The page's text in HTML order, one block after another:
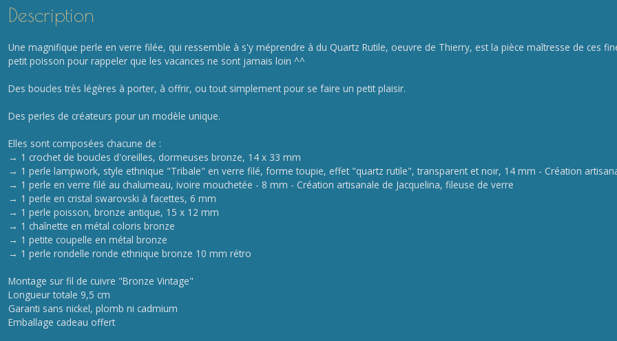
Description
Une magnifique perle en verre filée, qui ressemble à s'y méprendre à du Quartz Rutile, oeuvre de Thierry, est la pièce maîtresse de ces
petit poisson pour rappeler que les vacances ne sont jamais loin ^^
Des boucles très légères à porter, à offrir, ou tout simplement pour se faire un petit plaisir.
Des perles de créateurs pour un modèle unique.
Elles sont composées chacune de :
→ 1 crochet de boucles d'oreilles, dormeuses bronze, 14 x 33 mm
→ 1 perle lampwork, style ethnique "Tribale" en verre filé, forme toupie, effet "quartz rutile", transparent et noir, 14 mm - Création
→ 1 perle en verre filé au chalumeau, ivoire mouchetée - 8 mm - Création artisanale de Jacquelina, fileuse de verre
→ 1 perle en cristal swarovski à facettes, 6 mm
→ 1 perle poisson, bronze antique, 15 x 12 mm
→ 1 chaînette en métal coloris bronze
→ 1 petite coupelle en métal bronze
→ 1 perle rondelle ronde ethnique bronze 10 mm rétro
Montage sur fil de cuivre "Bronze Vintage"
Longueur totale 9,5 cm
Garanti sans nickel, plomb ni cadmium
Emballage cadeau offert